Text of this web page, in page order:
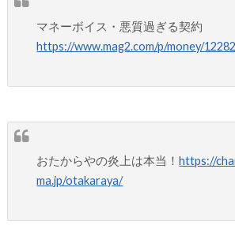
マネーボイス・悪質過ぎる契約
https://www.mag2.com/p/money/
おたからやの炎上は本当！https://
ma.jp/otakaraya/